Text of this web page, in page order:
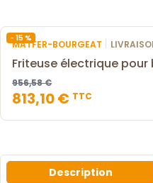
- 15 %
MATFER-BOURGEAT |
Friteuse électrique pour
956,58 €
813,10 € TTC
Description